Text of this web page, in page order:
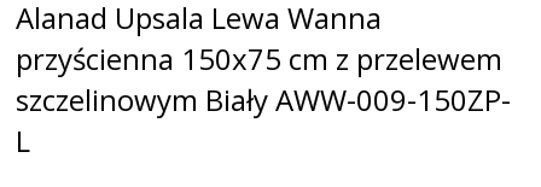
Alanad Upsala Lewa Wanna
przyścienna 150x75 cm z przelewem
szczelinowym Biały AWW-009-150ZP-
L